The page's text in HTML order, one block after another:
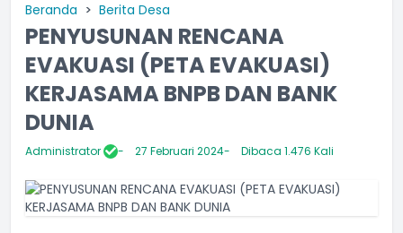
Beranda Berita Desa
PENYUSUNAN RENCANA
EVAKUASI (PETA EVAKUASI)
KERJASAMA BNPB DAN BANK
DUNIA
Administrator 27 Februari 2024 Dibaca 1.476 Kali